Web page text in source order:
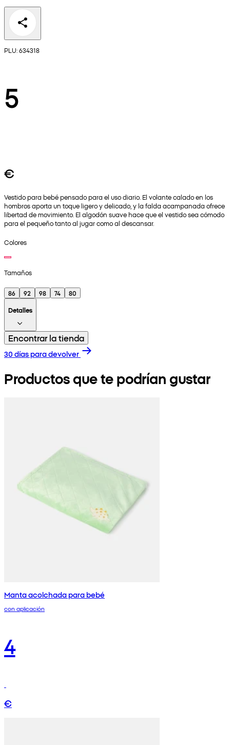
PLU: 634318
5
€
Vestido para bebé pensado para el uso diario. El volante calado en los
hombros aporta un toque ligero y delicado, y la falda acampanada ofrece
libertad de movimiento. El algodón suave hace que el vestido sea cómodo
para el pequeño tanto al jugar como al descansar.
Colores
Tamaños
86 92 98 74
80
Detalles
Encontrar la tienda
30 días para devolver
Productos que te podrían gustar
Manta acolchada para bebé
con aplicación
4
€